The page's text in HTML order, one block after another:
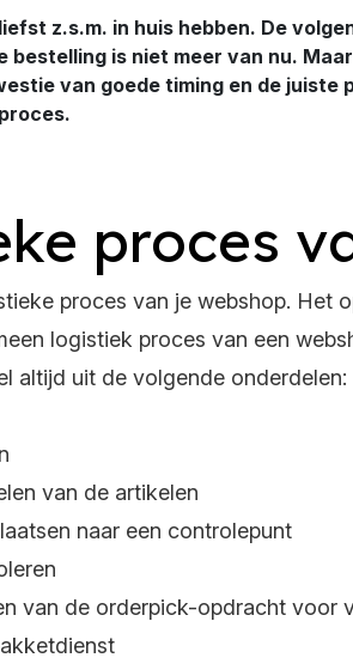
z.s.m. in huis hebben. De
bestelling is niet meer van nu.
van goede timing en de
proces
proces van je webshop. Het
logistiek proces van een
altijd uit de volgende onderdelen:
van de artikelen
naar een controlepunt
van de orderpick-opdracht voor